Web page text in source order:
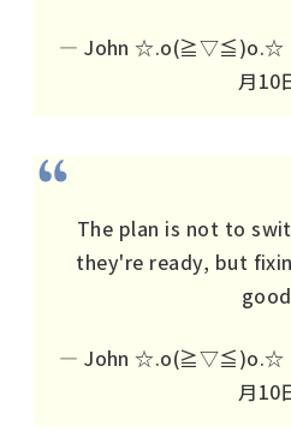
— John ☆.o(≧▽≦)o.☆
月10
The plan is not to
they're ready, but
— John ☆.o(≧▽≦)o.☆
月10